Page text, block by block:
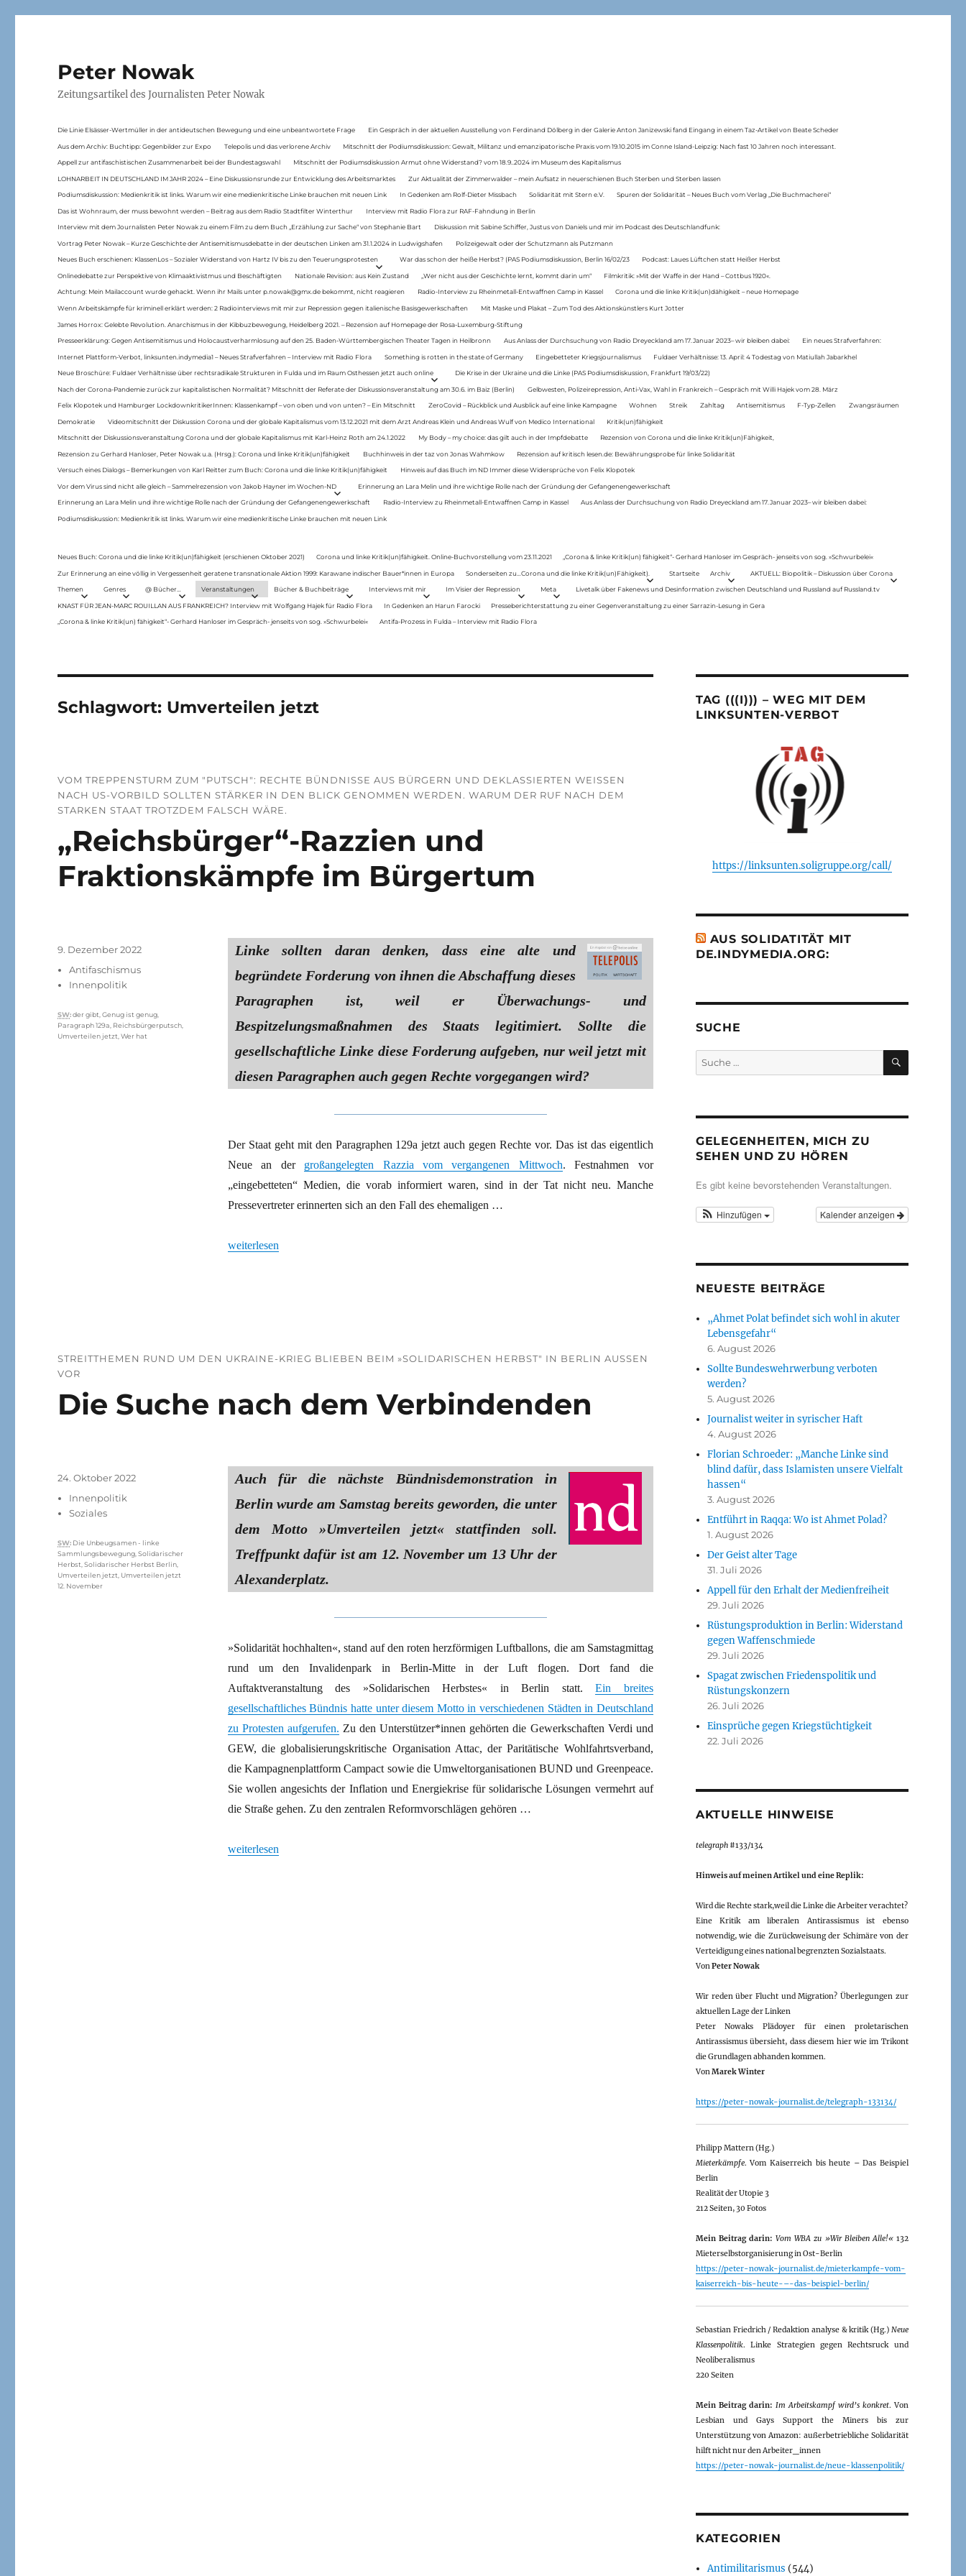
Peter Nowak
Zeitungsartikel des Journalisten Peter Nowak
Die Linie Elsässer-Wertmüller in der antideutschen Bewegung und eine unbeantwortete Frage Ein Gespräch in der aktuellen Ausstellung von Ferdinand Dölberg in der Galerie Anton Janizewski fand Eingang in einem Taz-Artikel von Beate Scheder
Aus dem Archiv: Buchtipp: Gegenbilder zur Expo Telepolis und das verlorene Archiv Mitschnitt der Podiumsdiskussion: Gewalt, Militanz und emanzipatorische Praxis vom 19.10.2015 im Conne Island-Leipzig: Nach fast 10 Jahren noch interessant.
Appell zur antifaschistischen Zusammenarbeit bei der Bundestagswahl Mitschnitt der Podiumsdiskussion Armut ohne Widerstand? vom 18.9..2024 im Museum des Kapitalismus
LOHNARBEIT IN DEUTSCHLAND IM JAHR 2024 – Eine Diskussionsrunde zur Entwicklung des Arbeitsmarktes Zur Aktualität der Zimmerwalder – mein Aufsatz in neuerschienen Buch Sterben und Sterben lassen
Podiumsdiskussion: Medienkritik ist links. Warum wir eine medienkritische Linke brauchen mit neuen Link In Gedenken am Rolf-Dieter Missbach Solidarität mit Stern e.V. Spuren der Solidarität – Neues Buch vom Verlag „Die Buchmacherei“
Das ist Wohnraum, der muss bewohnt werden – Beitrag aus dem Radio Stadtfilter Winterthur Interview mit Radio Flora zur RAF-Fahndung in Berlin
Interview mit dem Journalisten Peter Nowak zu einem Film zu dem Buch „Erzählung zur Sache“ von Stephanie Bart Diskussion mit Sabine Schiffer, Justus von Daniels und mir im Podcast des Deutschlandfunk:
Vortrag Peter Nowak – Kurze Geschichte der Antisemitismusdebatte in der deutschen Linken am 31.1.2024 in Ludwigshafen Polizeigewalt oder der Schutzmann als Putzmann
Neues Buch erschienen: KlassenLos – Sozialer Widerstand von Hartz IV bis zu den Teuerungsprotesten War das schon der heiße Herbst? (PAS Podiumsdiskussion, Berlin 16/02/23 Podcast: Laues Lüftchen statt Heißer Herbst
Onlinedebatte zur Perspektive von Klimaaktivistmus und Beschäftigten Nationale Revision: aus Kein Zustand „Wer nicht aus der Geschichte lernt, kommt darin um“ Filmkritik: »Mit der Waffe in der Hand – Cottbus 1920«.
Achtung: Mein Mailaccount wurde gehackt. Wenn ihr Mails unter p.nowak@gmx.de bekommt, nicht reagieren Radio-Interview zu Rheinmetall-Entwaffnen Camp in Kassel Corona und die linke Kritik(un)dähigkeit – neue Homepage
Wenn Arbeitskämpfe für kriminell erklärt werden: 2 Radiointerviews mit mir zur Repression gegen italienische Basisgewerkschaften Mit Maske und Plakat – Zum Tod des Aktionskünstlers Kurt Jotter
James Horrox: Gelebte Revolution. Anarchismus in der Kibbuzbewegung, Heidelberg 2021. – Rezension auf Homepage der Rosa-Luxemburg-Stiftung
Presseerklärung: Gegen Antisemitismus und Holocaustverharmlosung auf den 25. Baden-Württembergischen Theater Tagen in Heilbronn Aus Anlass der Durchsuchung von Radio Dreyeckland am 17.Januar 2023– wir bleiben dabei: Ein neues Strafverfahren:
Internet Plattform-Verbot, linksunten.indymedia1 – Neues Strafverfahren – Interview mit Radio Flora Something is rotten in the state of Germany Eingebetteter Kriegsjournalismus Fuldaer Verhältnisse: 13. April: 4 Todestag von Matiul­lah Jabarkhel
Neue Broschüre: Fuldaer Verhältnisse über rechtsradikale Strukturen in Fulda und im Raum Osthessen jetzt auch online Die Krise in der Ukraine und die Linke (PAS Podiumsdiskussion, Frankfurt 19/03/22)
Nach der Corona-Pandemie zurück zur kapitalistischen Normalität? Mitschnitt der Referate der Diskussionsveranstaltung am 30.6. im Baiz (Berlin) Gelbwesten, Polizeirepression, Anti-Vax, Wahl in Frankreich – Gespräch mit Willi Hajek vom 28. März
Felix Klopotek und Hamburger LockdownkritikerInnen: Klassenkampf – von oben und von unten? – Ein Mitschnitt ZeroCovid – Rückblick und Ausblick auf eine linke Kampagne Wohnen Streik Zahltag Antisemitismus F-Typ-Zellen Zwangsräumen
Demokratie Videomitschnitt der Diskussion Corona und der globale Kapitalismus vom 13.12.2021 mit dem Arzt Andreas Klein und Andreas Wulf von Medico International Kritik(un)fähigkeit
Mitschnitt der Diskussionsveranstaltung Corona und der globale Kapitalismus mit Karl-Heinz Roth am 24.1.2022 My Body – my choice: das gilt auch in der Impfdebatte Rezension von Corona und die linke Kritik(un)Fähigkeit,
Rezension zu Gerhard Hanloser, Peter Nowak u.a. (Hrsg.): Corona und linke Kritik(un)fähigkeit Buchhinweis in der taz von Jonas Wahmkow Rezension auf kritisch lesen.de: Bewährungsprobe für linke Solidarität
Versuch eines Dialogs – Bemerkungen von Karl Reitter zum Buch: Corona und die linke Kritik(un)fähigkeit Hinweis auf das Buch im ND Immer diese Widersprüche von Felix Klopotek
Vor dem Virus sind nicht alle gleich – Sammelrezension von Jakob Hayner im Wochen-ND Erinnerung an Lara Melin und ihre wichtige Rolle nach der Gründung der Gefangenengewerkschaft
Erinnerung an Lara Melin und ihre wichtige Rolle nach der Gründung der Gefangenengewerkschaft Radio-Interview zu Rheinmetall-Entwaffnen Camp in Kassel Aus Anlass der Durchsuchung von Radio Dreyeckland am 17.Januar 2023– wir bleiben dabei:
Podiumsdiskussion: Medienkritik ist links. Warum wir eine medienkritische Linke brauchen mit neuen Link
Neues Buch: Corona und die linke Kritik(un)fähigkeit (erschienen Oktober 2021) Corona und linke Kritik(un)fähigkeit. Online-Buchvorstellung vom 23.11.2021 „Corona & linke Kritik(un) fähigkeit“- Gerhard Hanloser im Gespräch- jenseits von sog. »Schwurbelei«
Zur Erinnerung an eine völlig in Vergessenheit geratene transnationale Aktion 1999: Karawane indischer Bauer*innen in Europa Sonderseiten zu…Corona und die linke Kritik(un)Fähigkeit). Startseite Archiv AKTUELL: Biopolitik – Diskussion über Corona
Themen Genres @ Bücher… Veranstaltungen Bücher & Buchbeiträge Interviews mit mir Im Visier der Repression Meta Livetalk über Fakenews und Desinformation zwischen Deutschland und Russland auf Russland.tv
KNAST FÜR JEAN-MARC ROUILLAN AUS FRANKREICH? Interview mit Wolfgang Hajek für Radio Flora In Gedenken an Harun Farocki Presseberichterstattung zu einer Gegenveranstaltung zu einer Sarrazin-Lesung in Gera
„Corona & linke Kritik(un) fähigkeit“- Gerhard Hanloser im Gespräch- jenseits von sog. »Schwurbelei« Antifa-Prozess in Fulda – Interview mit Radio Flora
Schlagwort: Umverteilen jetzt
VOM TREPPENSTURM ZUM "PUTSCH": RECHTE BÜNDNISSE AUS BÜRGERN UND DEKLASSIERTEN WEISSEN N
ACH US-VORBILD SOLLTEN STÄRKER IN DEN BLICK GENOMMEN WERDEN. WARUM DER RUF NACH DEM S
TARKEN STAAT TROTZDEM FALSCH WÄRE.
„Reichsbürger“-Razzien und
Fraktionskämpfe im Bürgertum
Linke sollten daran denken, dass eine alte und
begründete Forderung von ihnen die Abschaffung dieses
Paragraphen ist, weil er Überwachungs- und
Bespitzelungsmaßnahmen des Staats legitimiert. Sollte die
gesellschaftliche Linke diese Forderung aufgeben, nur weil jetzt mit
diesen Paragraphen auch gegen Rechte vorgegangen wird?
Der Staat geht mit den Paragraphen 129a jetzt auch gegen Rechte vor. Das ist das eigentlich
Neue an der großangelegten Razzia vom vergangenen Mittwoch. Festnahmen vor
„eingebetteten“ Medien, die vorab informiert waren, sind in der Tat nicht neu. Manche
Pressevertreter erinnerten sich an den Fall des ehemaligen …
„„Reichsbürger“-Razzien und Fraktionskämpfe im Bürgertum“
weiterlesen
Veröffentlicht
9. Dezember 2022
Kategorien
Antifaschismus
Innenpolitik
Schlagwörter
SW:der gibt ,Genug ist genug
Paragraph 129a Reichsbürgerputsch
Umverteilen jetzt ,Wer hat
STREITTHEMEN RUND UM DEN UKRAINE-KRIEG BLIEBEN BEIM »SOLIDARISCHEN HERBST" IN BERLIN AUSSEN V
OR
Die Suche nach dem Verbindenden
Auch für die nächste Bündnisdemonstration in
Berlin wurde am Samstag bereits geworden, die unter
dem Motto »Umverteilen jetzt« stattfinden soll.
Treffpunkt dafür ist am 12. November um 13 Uhr der
Alexanderplatz.
»Solidarität hochhalten«, stand auf den roten herzförmigen Luftballons, die am Samstagmittag
rund um den Invalidenpark in Berlin-Mitte in der Luft flogen. Dort fand die
Auftaktveranstaltung des »Solidarischen Herbstes« in Berlin statt.Ein breites
gesellschaftliches Bündnis hatte unter diesem Motto in verschiedenen Städten in Deutschland
zu Protesten aufgerufen. Zu den Unterstützer*innen gehörten die Gewerkschaften Verdi und
GEW, die globalisierungskritische Organisation Attac, der Paritätische Wohlfahrtsverband,
die Kampagnenplattform Campact sowie die Umweltorganisationen BUND und Greenpeace.
Sie wollen angesichts der Inflation und Energiekrise für solidarische Lösungen vermehrt auf
die Straße gehen. Zu den zentralen Reformvorschlägen gehören …
„Die Suche nach dem Verbindenden“
weiterlesen
Veröffentlicht
24. Oktober 2022
Kategorien
Innenpolitik
Soziales
Schlagwörter
SW: Die Unbeugsamen - linke
Sammlungsbewegung ,Solidarischer
Herbst ,Solidarischer Herbst Berlin
Umverteilen jetzt Umverteilen jetzt
12. November
TAG (((I))) – WEG MIT DEM
LINKSUNTEN-VERBOT
https://linksunten.soligruppe.org/call/
AUS SOLIDATITÄT MIT
DE.INDYMEDIA.ORG:
SUCHE
Suche
nach:
SUCHEN
GELEGENHEITEN, MICH ZU
SEHEN UND ZU HÖREN
Es gibt keine bevorstehenden Veranstaltungen.
Kalender anzeigen
Hinzufügen
NEUESTE BEITRÄGE
„Ahmet Polat befindet sich wohl in akuter
Lebensgefahr“
6. August 2026
Sollte Bundeswehrwerbung verboten
werden?
5. August 2026
Journalist weiter in syrischer Haft
4. August 2026
Florian Schroeder: „Manche Linke sind
blind dafür, dass Islamisten unsere Vielfalt
hassen“
3. August 2026
Entführt in Raqqa: Wo ist Ahmet Polad?
1. August 2026
Der Geist alter Tage
31. Juli 2026
Appell für den Erhalt der Medienfreiheit
29. Juli 2026
Rüstungsproduktion in Berlin: Widerstand
gegen Waffenschmiede
29. Juli 2026
Spagat zwischen Friedenspolitik und
Rüstungskonzern
26. Juli 2026
Einsprüche gegen Kriegstüchtigkeit
22. Juli 2026
AKTUELLE HINWEISE
telegraph#133/134
Hinweis auf meinen Artikel und eine Replik:
Wird die Rechte stark,weil die Linke die Arbeiter verachtet?
Eine Kritik am liberalen Antirassismus ist ebenso
notwendig, wie die Zurückweisung der Schimäre von der
Verteidigung eines national begrenzten Sozialstaats.
VonPeter Nowak
Wir reden über Flucht und Migration? Überlegungen zur
aktuellen Lage der Linken
Peter Nowaks Plädoyer für einen proletarischen
Antirassismus übersieht, dass diesem hier wie im Trikont
die Grundlagen abhanden kommen.
VonMarek Winter
https://peter-nowak-journalist.de/telegraph-133134/
Philipp Mattern (Hg.)
Mieterkämpfe. Vom Kaiserreich bis heute – Das Beispiel
Berlin
Realität der Utopie 3
212 Seiten, 30 Fotos
Mein Beitrag darin: Vom WBA zu »Wir Bleiben Alle!«132
Mieterselbstorganisierung in Ost-Berlin
https://peter-nowak-journalist.de/mieterkampfe-vom-
kaiserreich-bis-heute-–-das-beispiel-berlin/
Sebastian Friedrich / Redaktion analyse & kritik (Hg.) Neue
Klassenpolitik. Linke Strategien gegen Rechtsruck und
Neoliberalismus
220 Seiten
Mein Beitrag darin: Im Arbeitskampf wird’s konkret. Von
Lesbian und Gays Support the Miners bis zur
Unterstützung von Amazon: außerbetriebliche Solidarität
hilft nicht nur den Arbeiter_innen
https://peter-nowak-journalist.de/neue-klassenpolitik/
KATEGORIEN
Antimilitarismus (544)